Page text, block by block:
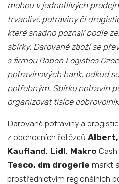
mohou v jednotlivých
trvanlivé potraviny či
které snadno poznají podle
sbírky. Darované zboží se
s firmou Raben Logistics
potravinových bank, odkud
potřebným. Sbírku potravin
organizovat tisíce
Darované potraviny a
z obchodních řetězců Albert,
Kaufland, Lidl, Makro Cash
Tesco, dm drogerie markt
prostřednictvím regionálních